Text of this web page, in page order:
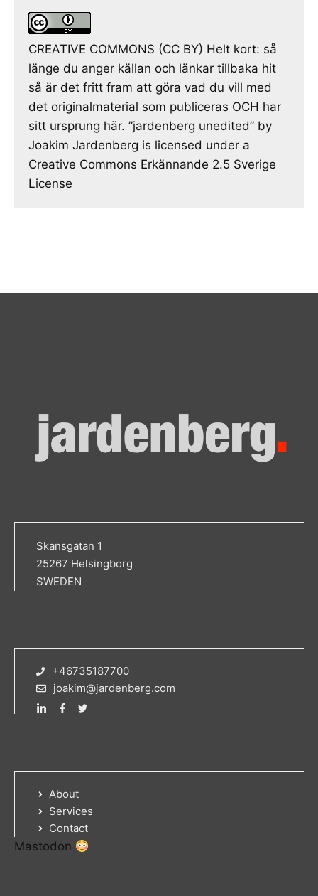
CREATIVE COMMONS (CC BY) Helt kort: så
länge du anger källan och länkar tillbaka hit
så är det fritt fram att göra vad du vill med
det originalmaterial som publiceras OCH har
sitt ursprung här. ”jardenberg unedited” by
Joakim Jardenberg is licensed under a
Creative Commons Erkännande 2.5 Sverige
License
Skansgatan 1
25267 Helsingborg
SWEDEN
+46735187700
joakim@jardenberg.com
About
Services
Contact
Mastodon